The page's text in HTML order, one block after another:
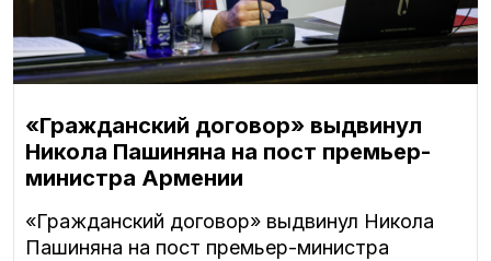
«Гражданский договор» выдвинул
Никола Пашиняна на пост премьер-
министра Армении
«Гражданский договор» выдвинул Никола
Пашиняна на пост премьер-министра